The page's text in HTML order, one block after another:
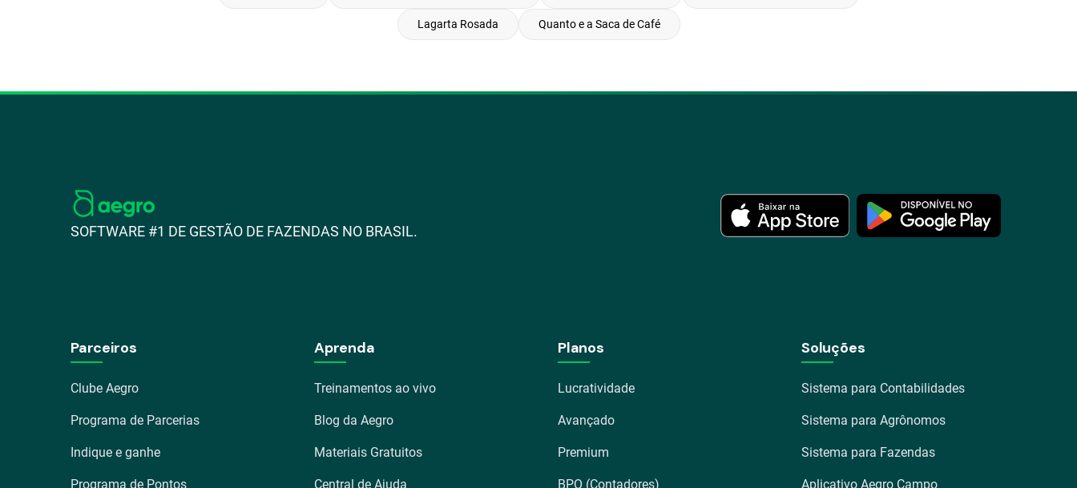
Lagarta Rosada Quanto e a Saca de Café
SOFTWARE #1 DE GESTÃO DE FAZENDAS NO BRASIL.
Parceiros
Clube Aegro
Programa de Parcerias
Indique e ganhe
Programa de Pontos
Aprenda
Treinamentos ao vivo
Blog da Aegro
Materiais Gratuitos
Central de Ajuda
Planos
Lucratividade
Avançado
Premium
BPO (Contadores)
Soluções
Sistema para Contabilidades
Sistema para Agrônomos
Sistema para Fazendas
Aplicativo Aegro Campo